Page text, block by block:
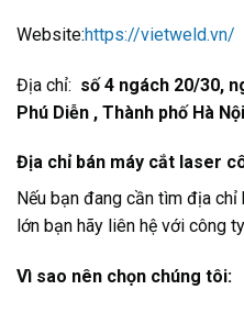
Website:https://vietweld.vn/
Địa chỉ: số 4 ngách 20/30,
Phú Diễn , Thành phố Hà Nội
Địa chỉ bán máy cắt laser
Nếu bạn đang cần tìm địa
lớn bạn hãy liên hệ với công
Vì sao nên chọn chúng tôi: